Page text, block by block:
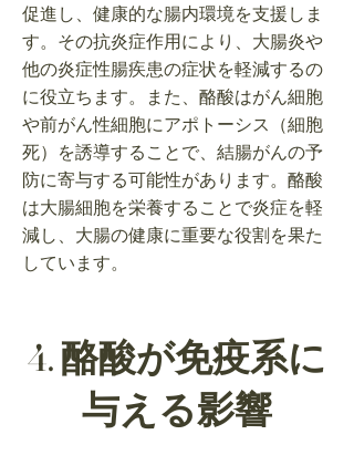
促進し、健康的な腸内環境を支援しま
す。その抗炎症作用により、大腸炎や
他の炎症性腸疾患の症状を軽減するの
に役立ちます。また、酪酸はがん細胞
や前がん性細胞にアポトーシス（細胞
死）を誘導することで、結腸がんの予
防に寄与する可能性があります。酪酸
は大腸細胞を栄養することで炎症を軽
減し、大腸の健康に重要な役割を果た
しています。
4. 酪酸が免疫系に
与える影響